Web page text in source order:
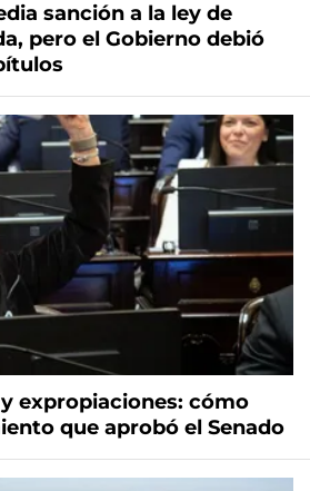
sanción a la ley de
pero el Gobierno debió
expropiaciones: cómo
que aprobó el Senado